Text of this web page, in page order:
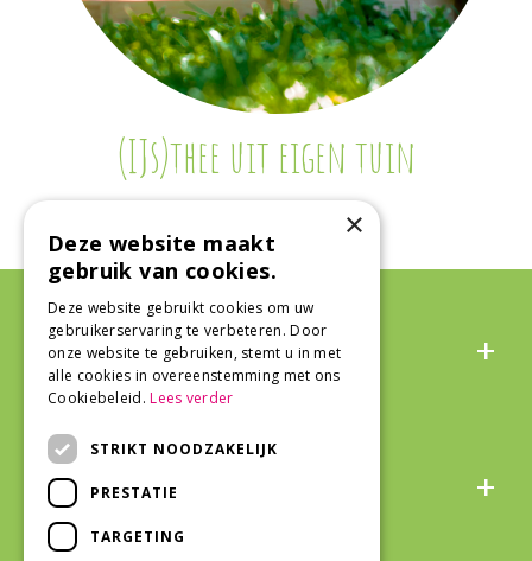
(IJs)thee uit eigen tuin
Algemeen
Over ons
×
Deze website maakt
gebruik van cookies.
Deze website gebruikt cookies om uw
gebruikerservaring te verbeteren. Door
onze website te gebruiken, stemt u in met
alle cookies in overeenstemming met ons
Cookiebeleid.Lees verder
STRIKT NOODZAKELIJK
PRESTATIE
TARGETING